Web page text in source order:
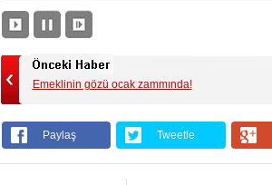
Emeklinin gözü ocak zammında!
Paylaş Tweetle